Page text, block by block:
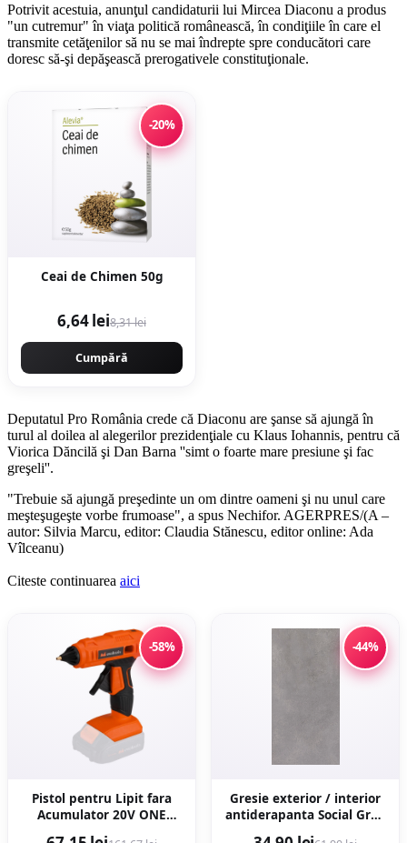
Potrivit acestuia, anunţul candidaturii lui Mircea Diaconu a produs
"un cutremur" în viaţa politică românească, în condiţiile în care el
transmite cetăţenilor să nu se mai îndrepte spre conducători care
doresc să-şi depăşească prerogativele constituţionale.
-20%
Ceai de Chimen 50g
6,64 lei8,31 lei
Cumpără
Deputatul Pro România crede că Diaconu are şanse să ajungă în
turul al doilea al alegerilor prezidenţiale cu Klaus Iohannis, pentru că
Viorica Dăncilă şi Dan Barna ''simt o foarte mare presiune şi fac
greşeli''.
"Trebuie să ajungă preşedinte un om dintre oameni şi nu unul care
meşteşugeşte vorbe frumoase", a spus Nechifor. AGERPRES/(A –
autor: Silvia Marcu, editor: Claudia Stănescu, editor online: Ada
Vîlceanu)
Citeste continuarea aici
-58%
Pistol pentru Lipit fara
Acumulator 20V ONE
-44%
Gresie exterior / interior
antiderapanta Social Grey